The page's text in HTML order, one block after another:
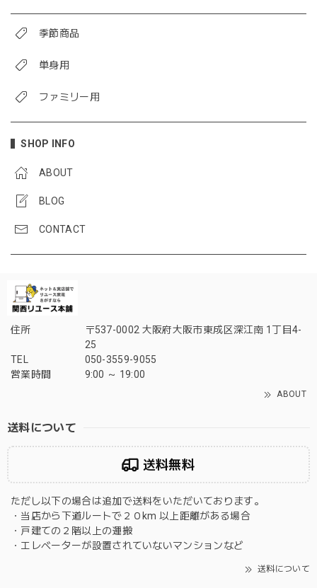
季節商品
単身用
ファミリー用
SHOP INFO
ABOUT
BLOG
CONTACT
住所
〒537-0002 大阪府大阪市東成区深江南 1丁目4-
25
TEL
050-3559-9055
営業時間
9:00 ～ 19:00
ABOUT
送料について
送料無料
ただし以下の場合は追加で送料をいただいております。
・当店から下道ルートで２０km 以上距離がある場合
・戸建ての２階以上の運搬
・エレベーターが設置されていないマンションなど
送料について